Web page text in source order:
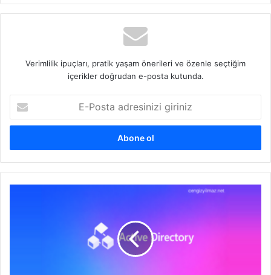
Verimlilik ipuçları, pratik yaşam önerileri ve özenle seçtiğim
içerikler doğrudan e-posta kutunda.
Posta
adresinizi